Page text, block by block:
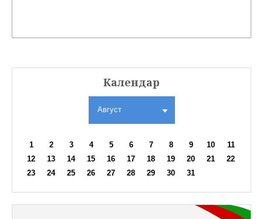
Календар
Август
1 2 3 4 5 6 7 8 9 10
11
12
13 14 15 16 17 18 19 20 21
22
23
24 25 26 27 28 29 30 31